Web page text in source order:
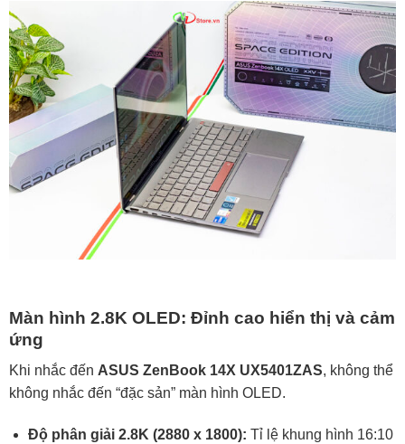
Màn hình 2.8K OLED: Đỉnh cao hiển thị và cảm
ứng
Khi nhắc đến ASUS ZenBook 14X UX5401ZAS, không thể
không nhắc đến “đặc sản” màn hình OLED.
Độ phân giải 2.8K (2880 x 1800): Tỉ lệ khung hình 16:10